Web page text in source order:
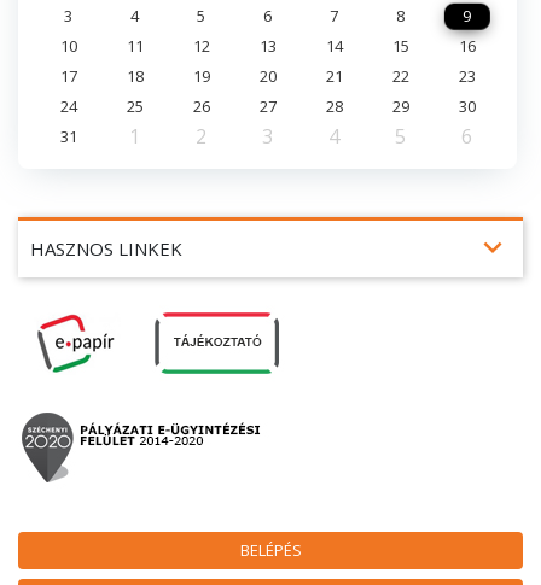
BELÉPÉS
HASZNOS LINKEK expand_more
3
4 5 6 7 8
9
10
11 12 13 14 15
16
17
18 19 20 21 22
23
24
25 26 27 28 29
30
31
1 2 3 4 5 6